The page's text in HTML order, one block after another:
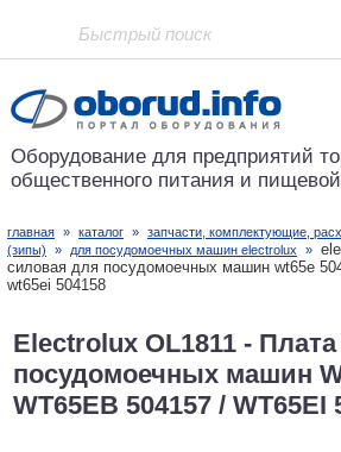
Проект основан в 2001 году
Оборудование для предприятий
общественного питания и
главная » каталог » запчасти, комплектующие,
(зипы)
» для посудомоечных машин electrolux »
силовая для посудомоечных машин wt65e
wt65ei 504158
Electrolux OL1811 -
посудомоечных машин
WT65EB 504157 / WT65EI